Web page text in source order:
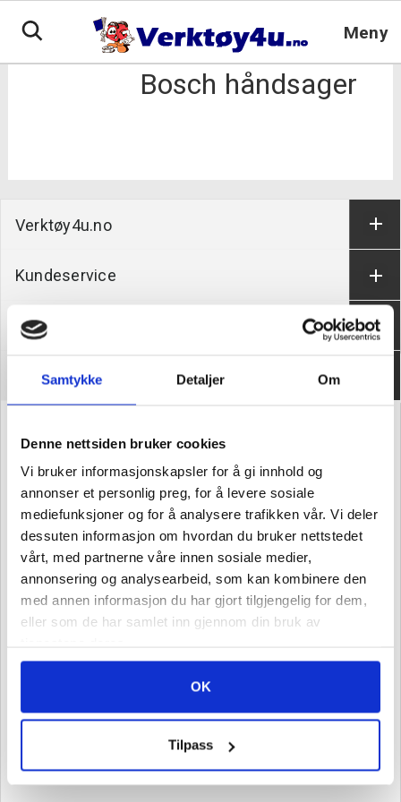
Samtykke Detaljer Om
Denne nettsiden bruker cookies
Vi bruker informasjonskapsler for å gi innhold og
annonser et personlig preg, for å levere sosiale
mediefunksjoner og for å analysere trafikken vår. Vi deler
dessuten informasjon om hvordan du bruker nettstedet
vårt, med partnerne våre innen sosiale medier,
annonsering og analysearbeid, som kan kombinere den
med annen informasjon du har gjort tilgjengelig for dem,
eller som de har samlet inn gjennom din bruk av
OK
Tilpass
Meny
Bosch håndsager
Verktøy4u.no
Kundeservice
Informasjon
Om oss
Sveisesenteret AS
Sveisesenteret ble startet i 1989, og vi er ledende i våre
primærfylker Buskerud og Vestfold.
Sign up for our newsletter!
Send